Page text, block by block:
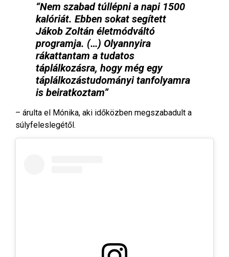
“Nem szabad túllépni a napi 1500
kalóriát. Ebben sokat segített
Jákob Zoltán életmódváltó
programja. (…) Olyannyira
rákattantam a tudatos
táplálkozásra, hogy még egy
táplálkozástudományi tanfolyamra
is beiratkoztam”
– árulta el Mónika, aki időközben megszabadult a
súlyfeleslegétől.